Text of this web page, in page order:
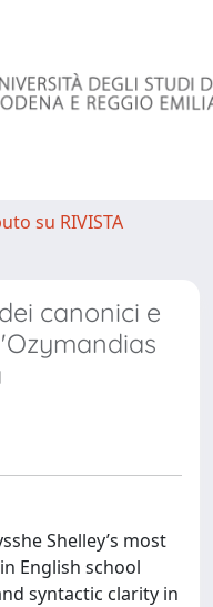
su RIVISTA
canonici e
Shelley’s most
English school
syntactic clarity in